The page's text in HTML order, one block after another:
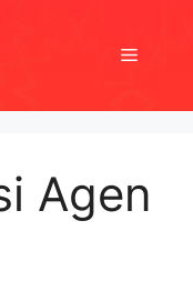
Menu
Agen